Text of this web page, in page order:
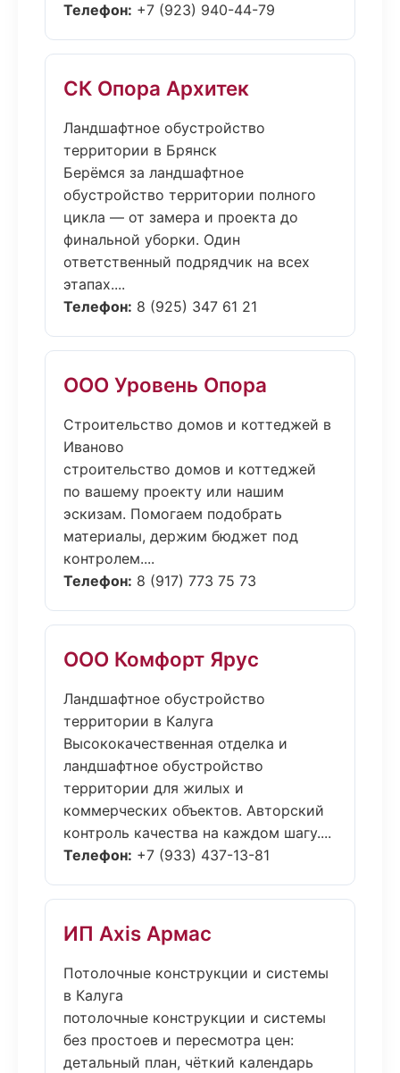
Телефон: +7 (923) 940-44-79
СК Опора Архитек
Ландшафтное обустройство
территории в Брянск
Берёмся за ландшафтное
обустройство территории полного
цикла — от замера и проекта до
финальной уборки. Один
ответственный подрядчик на всех
этапах....
Телефон: 8 (925) 347 61 21
ООО Уровень Опора
Строительство домов и коттеджей в
Иваново
строительство домов и коттеджей
по вашему проекту или нашим
эскизам. Помогаем подобрать
материалы, держим бюджет под
контролем....
Телефон: 8 (917) 773 75 73
ООО Комфорт Ярус
Ландшафтное обустройство
территории в Калуга
Высококачественная отделка и
ландшафтное обустройство
территории для жилых и
коммерческих объектов. Авторский
контроль качества на каждом шагу....
Телефон: +7 (933) 437-13-81
ИП Axis Армас
Потолочные конструкции и системы
в Калуга
потолочные конструкции и системы
без простоев и пересмотра цен:
детальный план, чёткий календарь